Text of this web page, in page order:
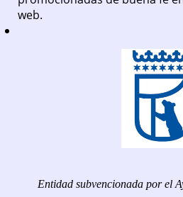
web.
Entidad subvencionada por el